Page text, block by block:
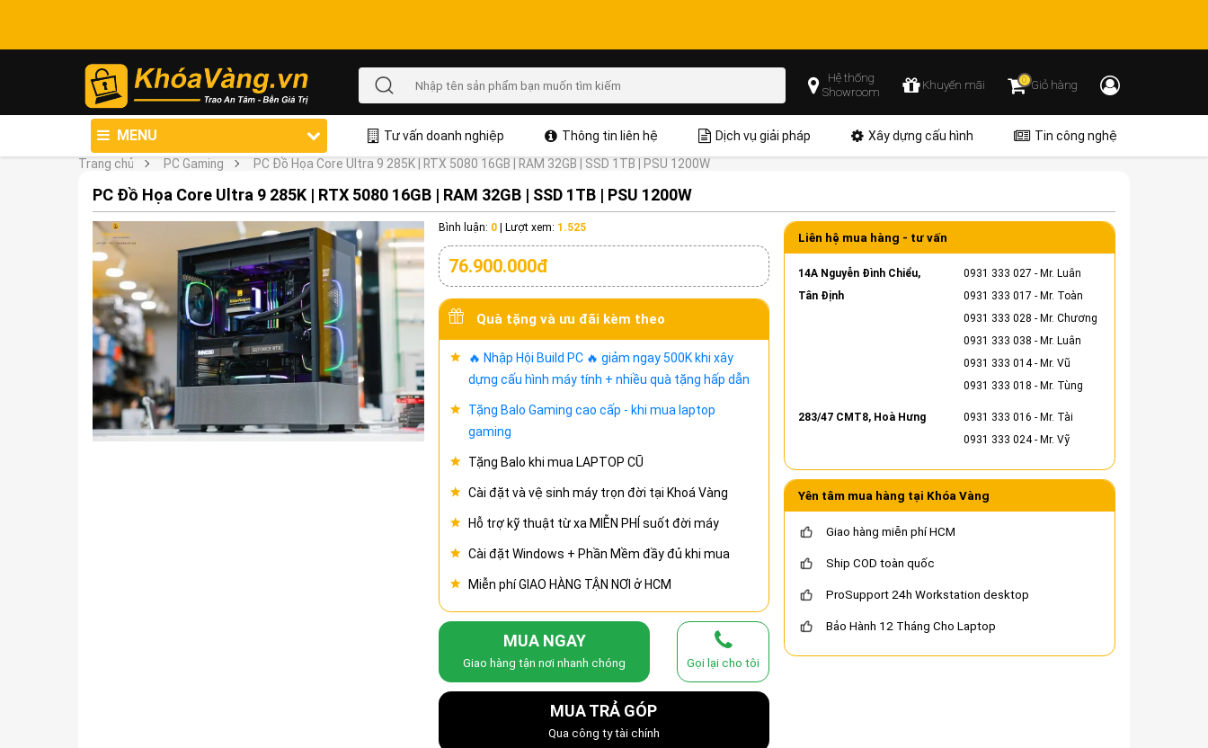
Hệ thống
Showroom
Khuyến mãi 0Giỏ hàng
MENU Tư vấn doanh nghiệp Thông tin liên hệ Dịch vụ giải pháp Xây dựng cấu hình
Tin công nghệ
Trang chủ
PC Gaming PC Đồ Họa Core Ultra 9 285K | RTX 5080 16GB | RAM 32GB | SSD 1TB | PSU 1200W
PC Đồ Họa Core Ultra 9 285K | RTX 5080 16GB | RAM 32GB | SSD 1TB | PSU 1200W
Bình luận: 0| Lượt xem: 1.525
76.900.000đ
Quà tặng và ưu đãi kèm theo
🔥 Nhập Hội Build PC 🔥 giảm ngay 500K khi xây
dựng cấu hình máy tính + nhiều quà tặng hấp dẫn
Tặng Balo Gaming cao cấp - khi mua laptop
gaming
Tặng Balo khi mua LAPTOP CŨ
Cài đặt và vệ sinh máy trọn đời tại Khoá Vàng
Hỗ trợ kỹ thuật từ xa MIỄN PHÍ suốt đời máy
Cài đặt Windows + Phần Mềm đầy đủ khi mua
Miễn phí GIAO HÀNG TẬN NƠI ở HCM
MUA NGAY
Giao hàng tận nơi nhanh chóng Gọi lại cho tôi
MUA TRẢ GÓP
Qua công ty tài chính
Liên hệ mua hàng - tư vấn
14A Nguyễn Đình Chiểu,
Tân Định
0931 333 027 - Mr. Luân
0931 333 017 - Mr. Toàn
0931 333 028 - Mr. Chương
0931 333 038 - Mr. Luân
0931 333 014- Mr. Vũ
0931 333 018 - Mr. Tùng
283/47 CMT8, Hoà Hưng 0931 333 016 - Mr. Tài
0931 333 024- Mr. Vỹ
Yên tâm mua hàng tại Khóa Vàng
Giao hàng miễn phí HCM
Ship COD toàn quốc
ProSupport 24h Workstation desktop
Bảo Hành 12 Tháng Cho Laptop